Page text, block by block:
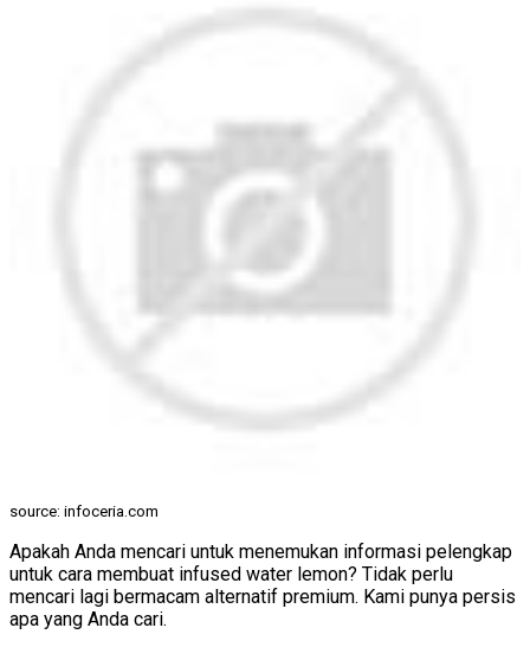
source: infoceria.com
Apakah Anda mencari untuk menemukan informasi pelengkap
untuk cara membuat infused water lemon? Tidak perlu
mencari lagi bermacam alternatif premium. Kami punya persis
apa yang Anda cari.